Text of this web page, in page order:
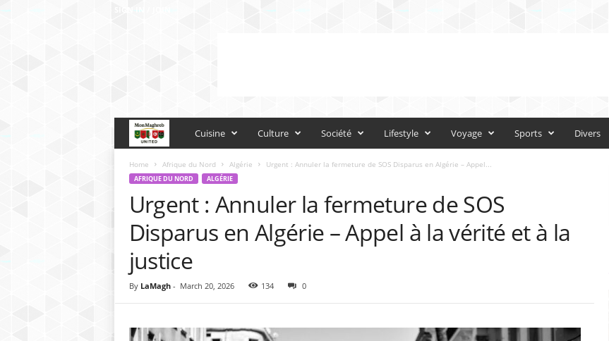
SIGN IN / JOIN
o
a
g
Cuisine Culture Société Lifestyle Voyage Sports Divers
Home Afrique du Nord Algérie Urgent : Annuler la fermeture de SOS Disparus en Algérie – Appel...
AFRIQUE DU NORD ALGÉRIE
Urgent : Annuler la fermeture de SOS
Disparus en Algérie – Appel à la vérité et à la
justice
By LaMagh- March 20, 2026 134 0